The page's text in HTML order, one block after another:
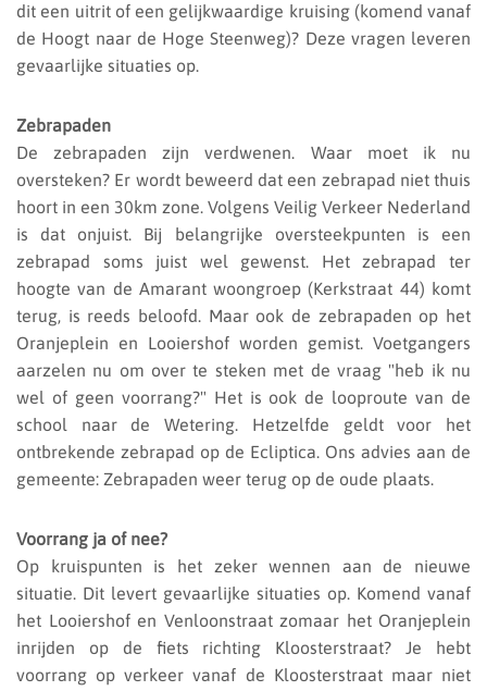
dit een uitrit of een gelijkwaardige kruising (komend vanaf
de Hoogt naar de Hoge Steenweg)? Deze vragen leveren
gevaarlijke situaties op.
Zebrapaden
De zebrapaden zijn verdwenen. Waar moet ik nu
oversteken? Er wordt beweerd dat een zebrapad niet thuis
hoort in een 30km zone. Volgens Veilig Verkeer Nederland
is dat onjuist. Bij belangrijke oversteekpunten is een
zebrapad soms juist wel gewenst. Het zebrapad ter
hoogte van de Amarant woongroep (Kerkstraat 44) komt
terug, is reeds beloofd. Maar ook de zebrapaden op het
Oranjeplein en Looiershof worden gemist. Voetgangers
aarzelen nu om over te steken met de vraag "heb ik nu
wel of geen voorrang?" Het is ook de looproute van de
school naar de Wetering. Hetzelfde geldt voor het
ontbrekende zebrapad op de Ecliptica. Ons advies aan de
gemeente: Zebrapaden weer terug op de oude plaats.
Voorrang ja of nee?
Op kruispunten is het zeker wennen aan de nieuwe
situatie. Dit levert gevaarlijke situaties op. Komend vanaf
het Looiershof en Venloonstraat zomaar het Oranjeplein
inrijden op de fiets richting Kloosterstraat? Je hebt
voorrang op verkeer vanaf de Kloosterstraat maar niet